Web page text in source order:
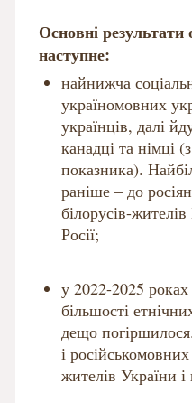
Основні
наступне:
найнижча
україномовних
українців, далі
канадці та німці
показника).
раніше – до
білорусів-
Росії;
у 2022-2025 роках
більшості
дещо
і
жителів України